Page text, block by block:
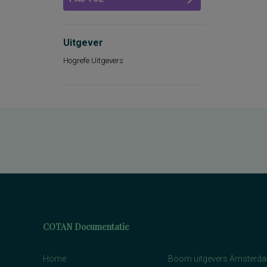
Uitgever
Hogrefe Uitgevers
COTAN Documentatie
Home Boom uitgevers